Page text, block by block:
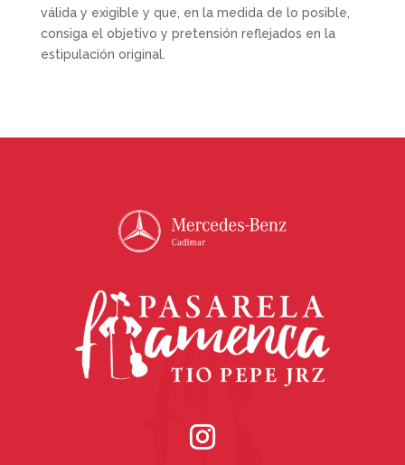
válida y exigible y que, en la medida de lo posible,
consiga el objetivo y pretensión reflejados en la
estipulación original.